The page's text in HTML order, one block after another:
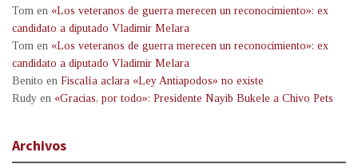
Tom en «Los veteranos de guerra merecen un reconocimiento»: ex
candidato a diputado Vladimir Melara
Tom en «Los veteranos de guerra merecen un reconocimiento»: ex
candidato a diputado Vladimir Melara
Benito en Fiscalía aclara «Ley Antiapodos» no existe
Rudy en «Gracias, por todo»: Presidente Nayib Bukele a Chivo Pets
Archivos